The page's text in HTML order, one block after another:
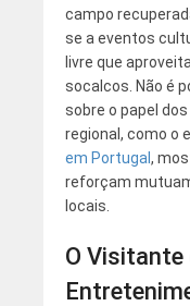
campo
se a eventos
livre que
socalcos. Não é
sobre o papel
regional, como o
em Portugal ,
reforçam
locais.
O Visitante